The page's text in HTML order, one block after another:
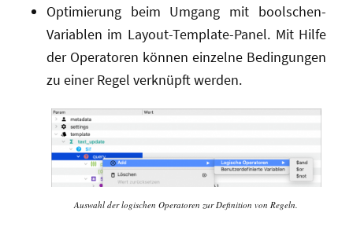
Optimierung beim Umgang mit boolschen-
Variablen im Layout-Template-Panel. Mit Hilfe
der Operatoren können einzelne Bedingungen
zu einer Regel verknüpft werden.
Auswahl der logischen Operatoren zur Definition von Regeln.